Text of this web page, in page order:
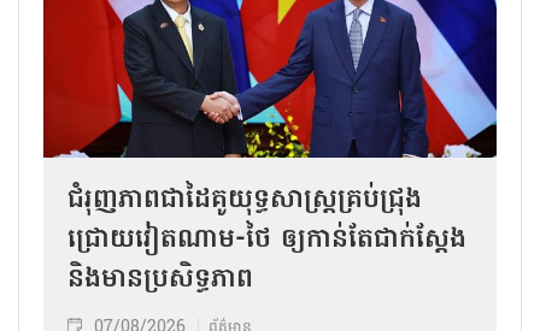
ជំរុញភាពជាដៃគូយុទ្ធសាស្ត្រគ្រប់ជ្រុង
ជ្រោយវៀតណាម-ថៃ ឲ្យកាន់តែជាក់ស្ដែង
និងមានប្រសិទ្ធភាព